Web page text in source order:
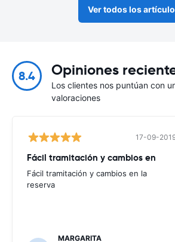
Ver todos los
8.4 Opiniones
Los clientes nos puntúan con
valoraciones
17-09-
Fácil tramitación y cambios en
Fácil tramitación y cambios en la
reserva
MARGARITA